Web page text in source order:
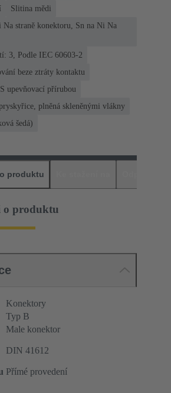
Slitina mědi
straně konektoru, Sn na Ni Na
3, Podle IEC 60603-2
beze ztráty kontaktu
upevňovací přírubou
plněná skleněnými vlákny
šedá)
produktu
o produktu
Konektory
Typ B
Male konektor
DIN 41612
Přímé provedení